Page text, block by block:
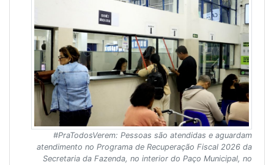
#PraTodosVerem: Pessoas são atendidas e aguardam
atendimento no Programa de Recuperação Fiscal 2026 da
Secretaria da Fazenda, no interior do Paço Municipal, no